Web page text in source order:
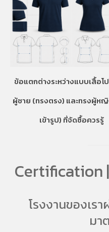
ข้อแตกต่างระหว่างแบบเสื้อโ
ผู้ชาย (ทรงตรง) และทรงผู้ห
เข้ารูป) ที่จัดซื้อควรรู้
Certification
โรงงานของเร
มา